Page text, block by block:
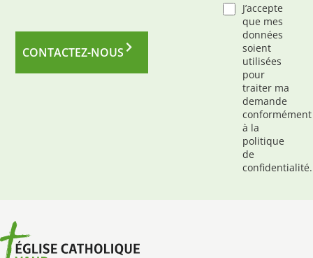
CONTACTEZ-NOUS
J’accepte
que mes
données
soient
utilisées
pour
traiter ma
demande
conformément
à la
politique
de
confidentialité.